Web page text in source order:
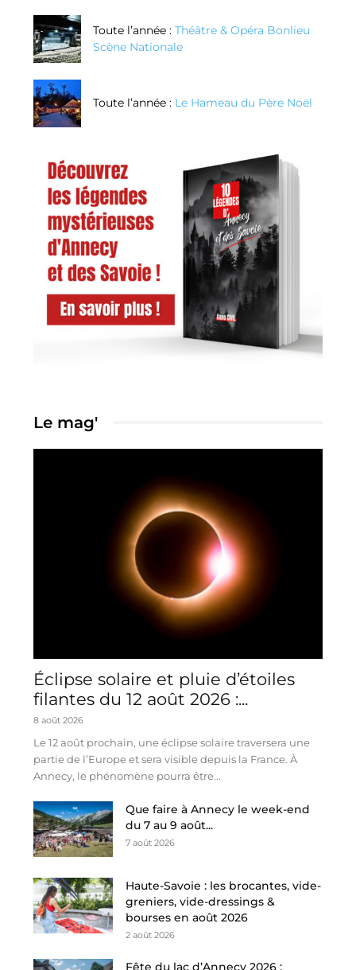
Toute l’année : Théâtre & Opéra Bonlieu
Scène Nationale
Toute l’année : Le Hameau du Père Noël
Le mag'
Éclipse solaire et pluie d’étoiles
filantes du 12 août 2026 :...
8 août 2026
Le 12 août prochain, une éclipse solaire traversera une
partie de l’Europe et sera visible depuis la France. À
Annecy, le phénomène pourra être...
Que faire à Annecy le week-end
du 7 au 9 août...
7 août 2026
Haute-Savoie : les brocantes, vide-
greniers, vide-dressings &
bourses en août 2026
2 août 2026
Fête du lac d’Annecy 2026 :